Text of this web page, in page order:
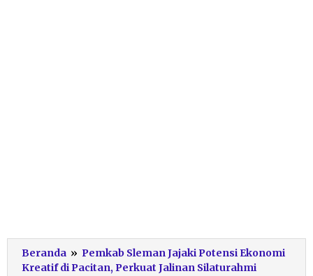
Beranda » Pemkab Sleman Jajaki Potensi Ekonomi
Kreatif di Pacitan, Perkuat Jalinan Silaturahmi